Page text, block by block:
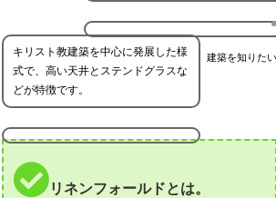
建築を知りたい
キリスト教建築を中心に発展した様
式で、高い天井とステンドグラスな
どが特徴です。
リネンフォールドとは。